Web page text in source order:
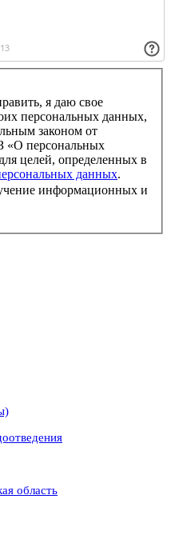
я даю свое
персональных данных,
законом от
«О персональных
целей, определенных в
данных.
информационных и
область